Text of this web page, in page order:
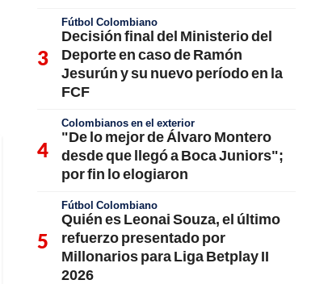
Fútbol Colombiano
Decisión final del Ministerio del
Deporte en caso de Ramón
Jesurún y su nuevo período en la
FCF
Colombianos en el exterior
"De lo mejor de Álvaro Montero
desde que llegó a Boca Juniors";
por fin lo elogiaron
Fútbol Colombiano
Quién es Leonai Souza, el último
refuerzo presentado por
Millonarios para Liga Betplay II
2026